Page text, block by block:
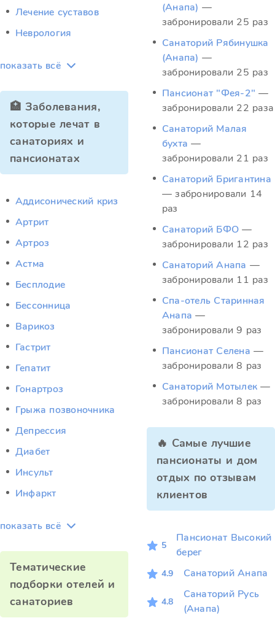
Лечение суставов
Неврология
показать всё
🏥 Заболевания,
которые лечат в
санаториях и
пансионатах
Аддисонический криз
Артрит
Артроз
Астма
Бесплодие
Бессонница
Варикоз
Гастрит
Гепатит
Гонартроз
Грыжа позвоночника
Депрессия
Диабет
Инсульт
Инфаркт
показать всё
Тематические
подборки отелей и
санаториев
(Анапа) —
забронировали 25 раз
Санаторий Рябинушка
(Анапа) —
забронировали 25 раз
Пансионат "Фея-2" —
забронировали 22 раза
Санаторий Малая
бухта —
забронировали 21 раз
Санаторий Бригантина
— забронировали 14
раз
Санаторий БФО —
забронировали 12 раз
Санаторий Анапа —
забронировали 11 раз
Спа-отель Старинная
Анапа —
забронировали 9 раз
Пансионат Селена —
забронировали 8 раз
Санаторий Мотылек —
забронировали 8 раз
🔥 Самые лучшие
пансионаты и дом
отдых по отзывам
клиентов
5
Пансионат Высокий
берег
4.9 Санаторий Анапа
4.8
Санаторий Русь
(Анапа)